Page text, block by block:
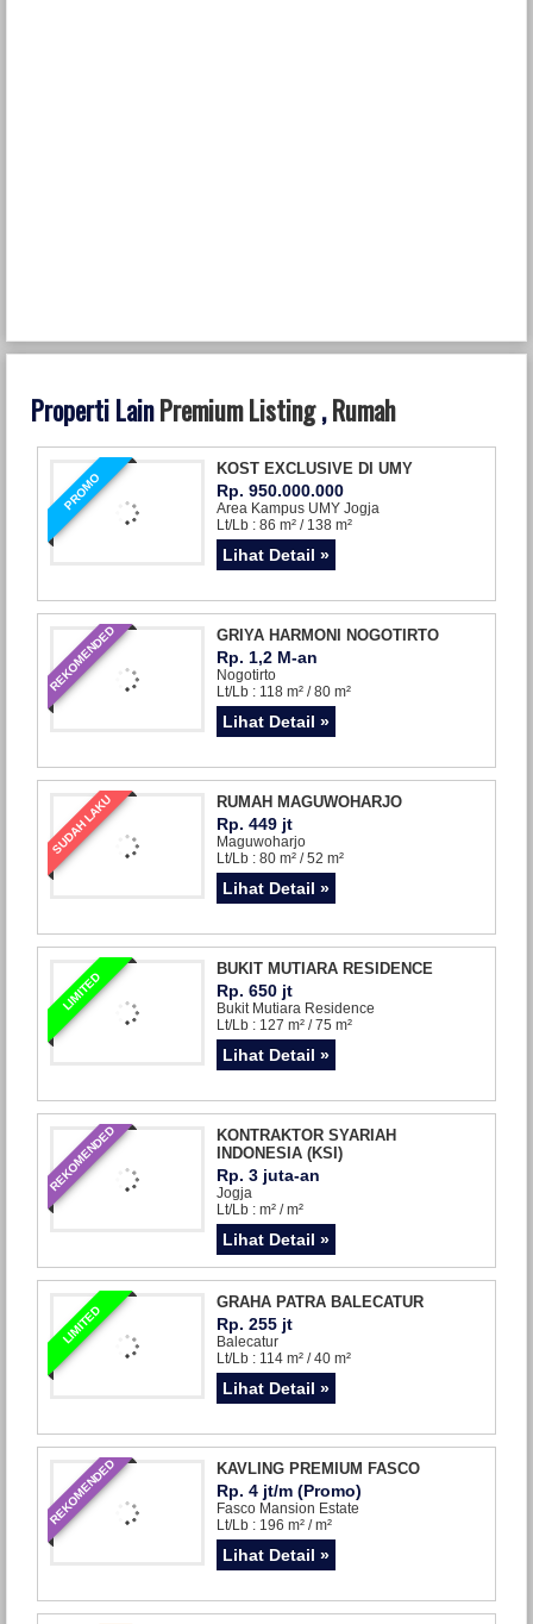
Properti LainPremium Listing,Rumah
PROMO
KOST EXCLUSIVE DI UMY
Rp. 950.000.000
Area Kampus UMY Jogja
Lt/Lb : 86 m² / 138 m²
Lihat Detail »
REKOMENDED GRIYA HARMONI NOGOTIRTO
Rp. 1,2 M-an
Nogotirto
Lt/Lb : 118 m² / 80 m²
Lihat Detail »
SUDAH LAKU RUMAH MAGUWOHARJO
Rp. 449 jt
Maguwoharjo
Lt/Lb : 80 m² / 52 m²
Lihat Detail »
LIMITED
BUKIT MUTIARA RESIDENCE
Rp. 650 jt
Bukit Mutiara Residence
Lt/Lb : 127 m² / 75 m²
Lihat Detail »
REKOMENDED
KONTRAKTOR SYARIAH
INDONESIA (KSI)
Rp. 3 juta-an
Jogja
Lt/Lb : m² / m²
Lihat Detail »
LIMITED
GRAHA PATRA BALECATUR
Rp. 255 jt
Balecatur
Lt/Lb : 114 m² / 40 m²
Lihat Detail »
REKOMENDED KAVLING PREMIUM FASCO
Rp. 4 jt/m (Promo)
Fasco Mansion Estate
Lt/Lb : 196 m² / m²
Lihat Detail »